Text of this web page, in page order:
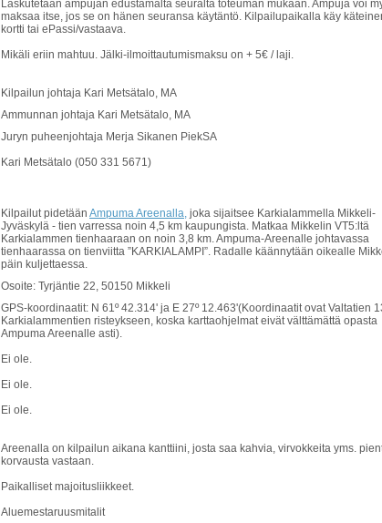
Laskutetaan ampujan edustamalta seuralta toteuman mukaan. Ampuja voi
maksaa itse, jos se on hänen seuransa käytäntö. Kilpailupaikalla käy
kortti tai ePassi/vastaava.
Mikäli eriin mahtuu. Jälki-ilmoittautumismaksu on + 5€ / laji.
Kilpailun johtaja Kari Metsätalo, MA
Ammunnan johtaja Kari Metsätalo, MA
Juryn puheenjohtaja Merja Sikanen PiekSA
Kari Metsätalo (050 331 5671)
Kilpailut pidetään Ampuma Areenalla, joka sijaitsee Karkialammella Mikkeli-
Jyväskylä - tien varressa noin 4,5 km kaupungista. Matkaa Mikkelin VT5:ltä
Karkialammen tienhaaraan on noin 3,8 km. Ampuma-Areenalle johtavassa
tienhaarassa on tienviitta ”KARKIALAMPI”. Radalle käännytään oikealle
päin kuljettaessa.
Osoite: Tyrjäntie 22, 50150 Mikkeli
GPS-koordinaatit: N 61º 42.314' ja E 27º 12.463'(Koordinaatit ovat Valtatien
Karkialammentien risteykseen, koska karttaohjelmat eivät välttämättä opasta
Ampuma Areenalle asti).
Ei ole.
Ei ole.
Ei ole.
Areenalla on kilpailun aikana kanttiini, josta saa kahvia, virvokkeita yms.
korvausta vastaan.
Paikalliset majoitusliikkeet.
Aluemestaruusmitalit